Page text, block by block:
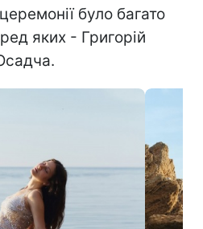
було багато
яких - Григорій